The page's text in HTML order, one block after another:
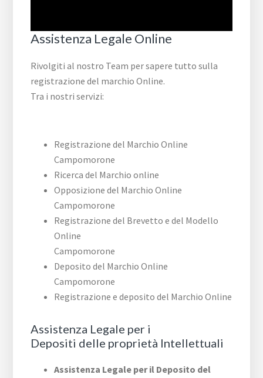
Assistenza Legale Online
Rivolgiti al nostro Team per sapere tutto sulla
registrazione del marchio Online.
Tra i nostri servizi:
Registrazione del Marchio Online
Campomorone
Ricerca del Marchio online
Opposizione del Marchio Online
Campomorone
Registrazione del Brevetto e del Modello
Online
Campomorone
Deposito del Marchio Online
Campomorone
Registrazione e deposito del Marchio Online
Assistenza Legale per i
Depositi delle proprietà Intellettuali
Assistenza Legale per il Deposito del